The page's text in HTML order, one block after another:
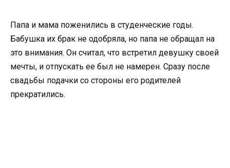
Папа и мама поженились в студенческие годы.
Бабушка их брак не одобряла, но папа не обращал на
это внимания. Он считал, что встретил девушку своей
мечты, и отпускать ее был не намерен. Сразу после
свадьбы подачки со стороны его родителей
прекратились.